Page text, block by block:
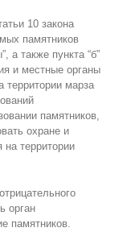
10 закона
памятников
а также пункта “б”
и местные органы
территории марза
памятников,
охране и
территории
орган
памятников.